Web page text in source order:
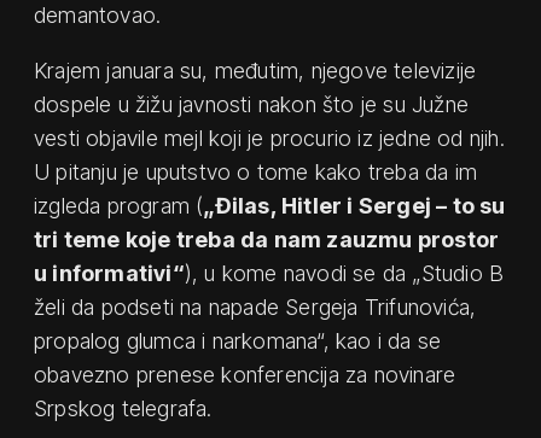
demantovao.
Krajem januara su, međutim, njegove televizije
dospele u žižu javnosti nakon što je su Južne
vesti objavile mejl koji je procurio iz jedne od njih.
U pitanju je uputstvo o tome kako treba da im
izgleda program („Đilas, Hitler i Sergej – to su
tri teme koje treba da nam zauzmu prostor
u informativi“), u kome navodi se da „Studio B
želi da podseti na napade Sergeja Trifunovića,
propalog glumca i narkomana“, kao i da se
obavezno prenese konferencija za novinare
Srpskog telegrafa.